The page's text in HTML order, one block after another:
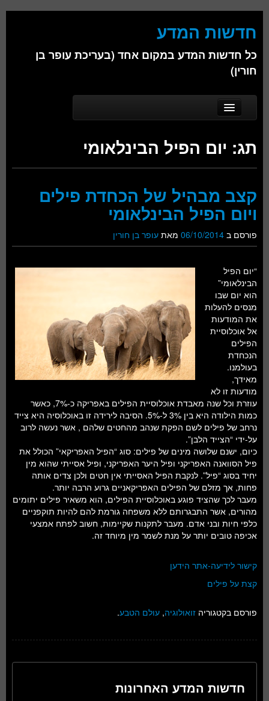
חדשות המדע
כל חדשות המדע במקום אחד (בעריכת עופר בן
חורין)
Main menu
Skip to primary content
Skip to secondary content
אודות
כימיה
פיזיקה
חברה
חלל ומדעי כדור הארץ
עתידנות
סקירות ספרים
טעימות מדע
תג: יום הפיל הבינלאומי
קצב מבהיל של הכחדת פילים
ויום הפיל הבינלאומי
פורסם ב 06/10/2014 מאת עופר בן חורין
“יום הפיל
הבינלאומי”
הוא יום שבו
מנסים להעלות
את המודעות
אל אוכלוסיית
הפילים
הנכחדת
בעולמנו.
מאידך,
מודעות זו לא
עוזרת וכל שנה מאבדת אוכלוסיית הפילים באפריקה כ-7%, כאשר
כמות הילודה היא בין 3% ל-5%. הסיבה לירידה זו באוכלוסיה היא צייד
נרחב של פילים לשם הפקת שנהב מהחטים שלהם , אשר נעשה לרוב
על-ידי “הצייד הלבן”.
כיום, ישנם שלושה מינים של פילים: סוג “הפיל האפריקאי” הכולל את
פיל הסוואנה האפריקני ופיל היער האפריקני, ופיל אסייתי שהוא מין
יחיד בסוג “פיל”. לנקבת הפיל האסייתי אין חטים ולכן צדים אותה
פחות, אך מזלם של הפילים האפריקאניים גרוע הרבה יותר.
מעבר לכך שהציד פוגע באוכלוסיית הפילים, הוא משאיר פילים יתומים
מהורים, אשר התבגרותם ללא משפחה גורמת להם להיות תוקפניים
כלפי חיות ובני אדם. מעבר לתקנות שקיימות, חשוב לפתח אמצעי
אכיפה טובים יותר על מנת לשמר מין מיוחד זה.
קישור לידיעה-אתר הידען
קצת על פילים
פורסם בקטגוריה זואולוגיה, עולם הטבע.
חדשות המדע האחרונות